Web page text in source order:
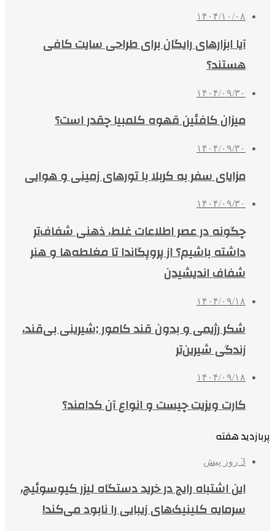
۱۴۰۴/۱۰/۰۸
آیا ابزارهای رایگان برای طراحی سایت کافی
هستند؟
۱۴۰۴/۰۹/۳۰
میزان کافئین قهوه کلمبیا چقدر است؟
۱۴۰۴/۰۹/۳۰
مزایای سفر به کربلا با تورهای زمینی و هوایی
۱۴۰۴/۰۹/۳۰
چگونه در عصر اطلاعات غلط، ذهنی شفاف‌تر
داشته باشیم؟ از پروپگاندا تا مغلطه‌ها و هنر
شفاف اندیشیدن
۱۴۰۴/۰۹/۱۸
شکر رژیمی و بدون قند کامور ;شیرینی بی‌قند،
زندگی شیرین‌تر
۱۴۰۴/۰۹/۱۸
کارت ویزیت چیست و انواع آن کدامند؟
پربازدید هفته
3 روز پیش
این اشتباه رایج در خرید دستگاه لیزر کیوسوئیچ،
سرمایه کلینیک‌های زیبایی را نابود می‌کند!